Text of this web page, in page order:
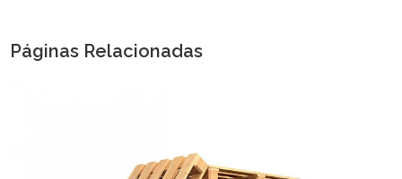
Páginas Relacionadas